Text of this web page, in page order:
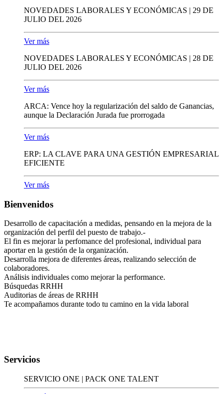
NOVEDADES LABORALES Y ECONÓMICAS | 29 DE
JULIO DEL 2026
Ver más
NOVEDADES LABORALES Y ECONÓMICAS | 28 DE
JULIO DEL 2026
Ver más
ARCA: Vence hoy la regularización del saldo de Ganancias,
aunque la Declaración Jurada fue prorrogada
Ver más
ERP: LA CLAVE PARA UNA GESTIÓN EMPRESARIAL
EFICIENTE
Ver más
Bienvenidos
Desarrollo de capacitación a medidas, pensando en la mejora de la
organización del perfil del puesto de trabajo.-
El fin es mejorar la perfomance del profesional, individual para
aportar en la gestión de la organización.
Desarrolla mejora de diferentes áreas, realizando selección de
colaboradores.
Análisis individuales como mejorar la performance.
Búsquedas RRHH
Auditorias de áreas de RRHH
Te acompañamos durante todo tu camino en la vida laboral
Servicios
SERVICIO ONE | PACK ONE TALENT